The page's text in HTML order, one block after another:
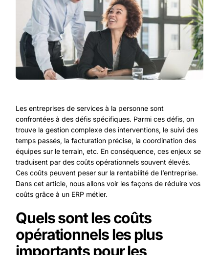
Les entreprises de services à la personne sont
confrontées à des défis spécifiques. Parmi ces défis, on
trouve la gestion complexe des interventions, le suivi des
temps passés, la facturation précise, la coordination des
équipes sur le terrain, etc. En conséquence, ces enjeux se
traduisent par des coûts opérationnels souvent élevés.
Ces coûts peuvent peser sur la rentabilité de l’entreprise.
Dans cet article, nous allons voir les façons de réduire vos
coûts grâce à un ERP métier.
Quels sont les coûts
opérationnels les plus
importants pour les